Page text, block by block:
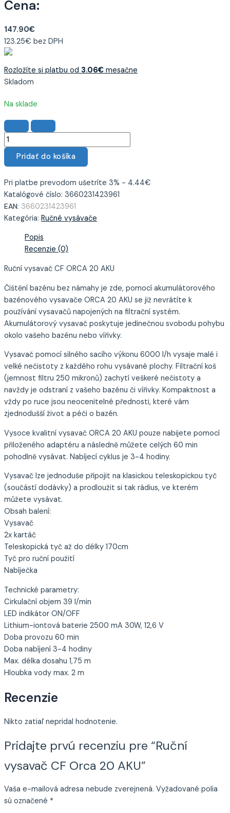
Cena:
147.90€
123.25€ bez DPH
Rozložíte si platbu od 3.06€ mesačne
Skladom
Na sklade
Pridať do košíka
Pri platbe prevodom ušetríte 3% - 4.44€
Katalógové číslo: 3660231423961
EAN: 3660231423961
Kategória: Ručné vysávače
Popis
Recenzie (0)
Ruční vysavač CF ORCA 20 AKU
Čištění bazénu bez námahy je zde, pomocí akumulátorového
bazénového vysavače ORCA 20 AKU se již nevrátíte k
používání vysavačů napojených na filtrační systém.
Akumulátorový vysavač poskytuje jedinečnou svobodu pohybu
okolo vašeho bazénu nebo vířivky.
Vysavač pomocí silného sacího výkonu 6000 l/h vysaje malé i
velké nečistoty z každého rohu vysávané plochy. Filtrační koš
(jemnost filtru 250 mikronů) zachytí veškeré nečistoty a
navždy je odstraní z vašeho bazénu či vířivky. Kompaktnost a
vždy po ruce jsou neocenitelné přednosti, které vám
zjednodušší život a péči o bazén.
Vysoce kvalitní vysavač ORCA 20 AKU pouze nabijete pomocí
přiloženého adaptéru a následně můžete celých 60 min
pohodlně vysávat. Nabíjecí cyklus je 3-4 hodiny.
Vysavač lze jednoduše připojit na klasickou teleskopickou tyč
(součástí dodávky) a prodloužit si tak rádius, ve kterém
můžete vysávat.
Obsah balení:
Vysavač
2x kartáč
Teleskopická tyč až do délky 170cm
Tyč pro ruční použití
Nabíječka
Technické parametry:
Cirkulační objem 39 l/min
LED indikátor ON/OFF
Lithium-iontová baterie 2500 mA 30W, 12,6 V
Doba provozu 60 min
Doba nabíjení 3-4 hodiny
Max. délka dosahu 1,75 m
Hloubka vody max. 2 m
Recenzie
Nikto zatiaľ nepridal hodnotenie.
Pridajte prvú recenziu pre “Ruční
vysavač CF Orca 20 AKU”
Vaša e-mailová adresa nebude zverejnená. Vyžadované polia
sú označené *